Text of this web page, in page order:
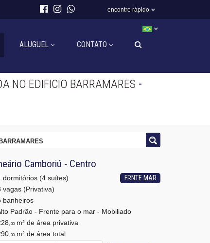
encontre rápido
ALUGUEL CONTATO
NO EDIFICIO BARRAMARES -
Camboriú - Centro
FRNTE MAR
dormitórios (4 suítes)
vagas (Privativa)
banheiros
Padrão - Frente para o mar - Mobiliado
00m² de área privativa
00m² de área total